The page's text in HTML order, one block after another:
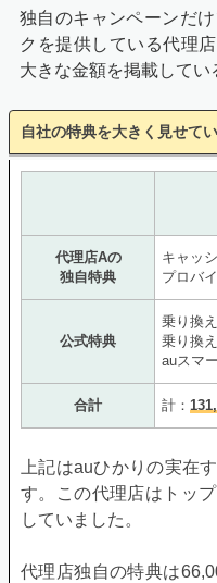
KDDIからの郵送物
・ご利用開始のご案
・宅内機器(ホームゲ
・当社特典のご案内
・開通おたすけガイ
・auひかりサービス
STEP5
工事完了後に利用開始
独自のキャンペーンだ
クを提供している代理
大きな金額を掲載してい
自社の特典を大きく見せて
代理店Aの
独自特典
キャッ
プロバ
公式特典
乗り換
乗り換
auスマ
合計 計：
上記はauひかりの実在
す。この代理店はトッ
していました。
代理店独自の特典は